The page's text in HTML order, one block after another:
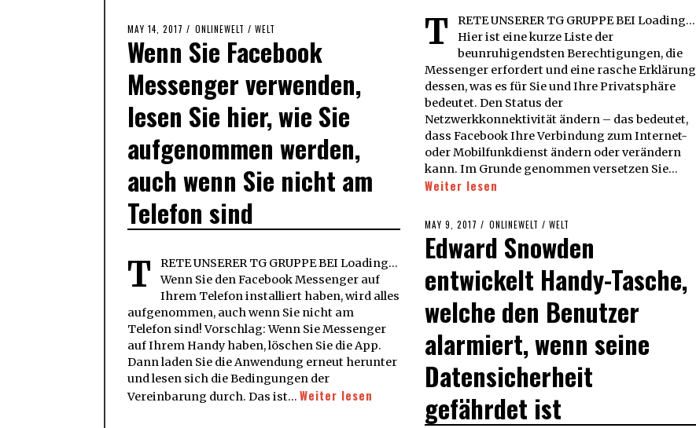
T
RETE UNSERER TG GRUPPE BEI Loading...
Hier ist eine kurze Liste der
beunruhigendsten Berechtigungen, die
Messenger erfordert und eine rasche Erklärung
dessen, was es für Sie und Ihre Privatsphäre
bedeutet. Den Status der
Netzwerkkonnektivität ändern – das bedeutet,
dass Facebook Ihre Verbindung zum Internet-
oder Mobilfunkdienst ändern oder verändern
kann. Im Grunde genommen versetzen Sie…
Weiter lesen
POSTED
ON
MAY 14, 2017 MAY
19,
2017
ONLINEWELT / WELT
Wenn Sie Facebook
Messenger verwenden,
lesen Sie hier, wie Sie
aufgenommen werden,
auch wenn Sie nicht am
Telefon sind
T
RETE UNSERER TG GRUPPE BEI Loading...
Wenn Sie den Facebook Messenger auf
Ihrem Telefon installiert haben, wird alles
aufgenommen, auch wenn Sie nicht am
Telefon sind! Vorschlag: Wenn Sie Messenger
auf Ihrem Handy haben, löschen Sie die App.
Dann laden Sie die Anwendung erneut herunter
und lesen sich die Bedingungen der
Vereinbarung durch. Das ist… Weiter lesen
POSTED
ON
MAY 9, 2017 MAY
2017
ONLINEWELT / WELT
Edward Snowden
entwickelt Handy-Tasche,
welche den Benutzer
alarmiert, wenn seine
Datensicherheit
gefährdet ist